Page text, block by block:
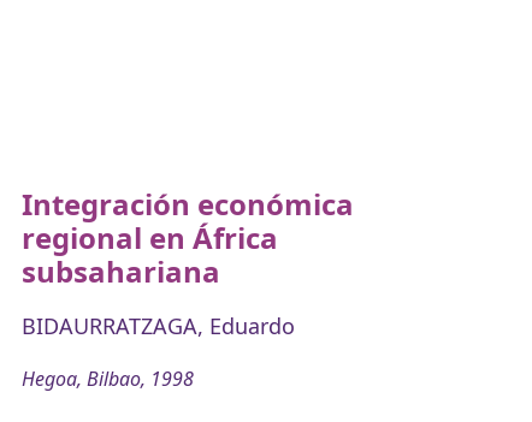
Integración económica
regional en África
subsahariana
BIDAURRATZAGA, Eduardo
Hegoa, Bilbao, 1998